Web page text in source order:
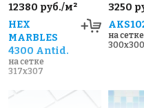
12380 руб./м²
HEX
MARBLES
4300 Antid.
на сетке
317x307
3250
на сетке
300x300